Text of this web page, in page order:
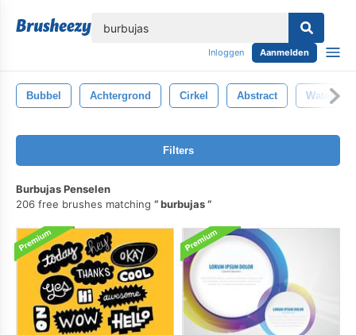
Inloggen Aanmelden
Bubbel Achtergrond Cirkel Abstract Water
Filters
Burbujas Penselen
206 free brushes matching
burbujas